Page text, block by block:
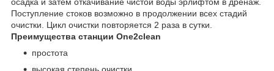
Поступление стоков возможно в продолжении всех стадий
очистки. Цикл очистки повторяется 2 раза в сутки.
Преимущества станции One2clean
простота
высокая степень очистки